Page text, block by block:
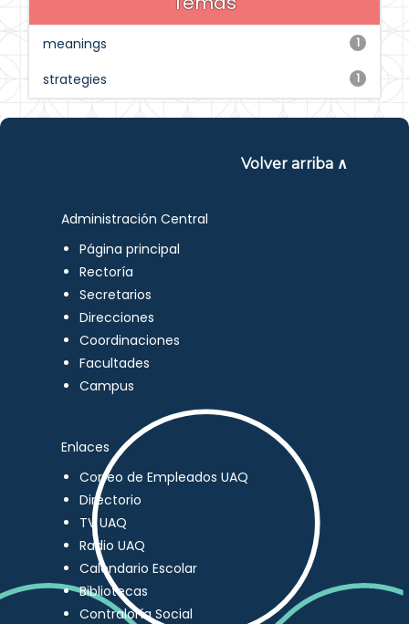
1
meanings
1
strategies
Volver arriba ∧
Administración Central
Página principal
Rectoría
Secretarios
Direcciones
Coordinaciones
Facultades
Campus
Enlaces
Correo de Empleados UAQ
Directorio
TV UAQ
Radio UAQ
Calendario Escolar
Bibliotecas
Contraloría Social